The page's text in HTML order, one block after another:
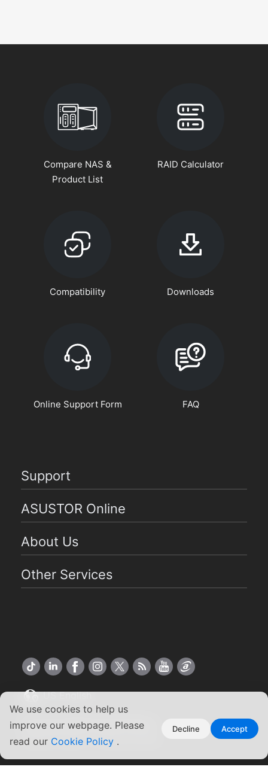
We use cookies to help us
improve our webpage. Please
read our Cookie Policy .
Decline Accept
Compare NAS &
Product List
RAID Calculator
Compatibility Downloads
Online Support Form FAQ
Support
ASUSTOR Online
About Us
Other Services
US English
Copyright ©2026 ASUSTOR Inc.
Terms of Use | Privacy Policy